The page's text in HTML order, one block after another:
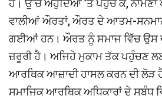
ਹੈ। ਉੱਚੇ ਅਹੁਦਿਆਂ ’ਤੇ ਪਹੁੰਚ ਕੇ, ਨਾਮਣਾ
ਵਾਲੀਆਂ ਔਰਤਾਂ, ਔਰਤ ਦੇ ਆਤਮ-
ਗਈਆਂ ਹਨ। ਔਰਤ ਨੂੰ ਸਮਾਜ ਵਿੱਚ ਉਸ ਦੇ
ਜ਼ਰੂਰੀ ਹੈ। ਅਜਿਹੇ ਮੁਕਾਮ ਤੱਕ ਪਹੁੰਚਣ
ਆਰਥਿਕ ਆਜ਼ਾਦੀ ਹਾਸਲ ਕਰਨ ਦੀ ਲੋੜ
ਸਮਾਜਿਕ ਆਰਥਿਕ ਅਧਿਕਾਰਾਂ ਦੇ ਸਬੰਧ